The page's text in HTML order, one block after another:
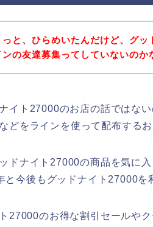
っと、ひらめいたんだけど、グ
ンの友達募集ってしていないのか
イト27000のお店の話ではな
どをラインを使って配布する
ドナイト27000の商品を気に
今後もグッドナイト27000を
27000のお得な割引セールや